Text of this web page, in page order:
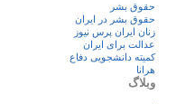
حقوق بشر
حقوق بشر در ایران
زنان ايران پرس نيوز
عدالت برای ایران
کمیته دانشجویی دفاع
هرانا
وبلاگ